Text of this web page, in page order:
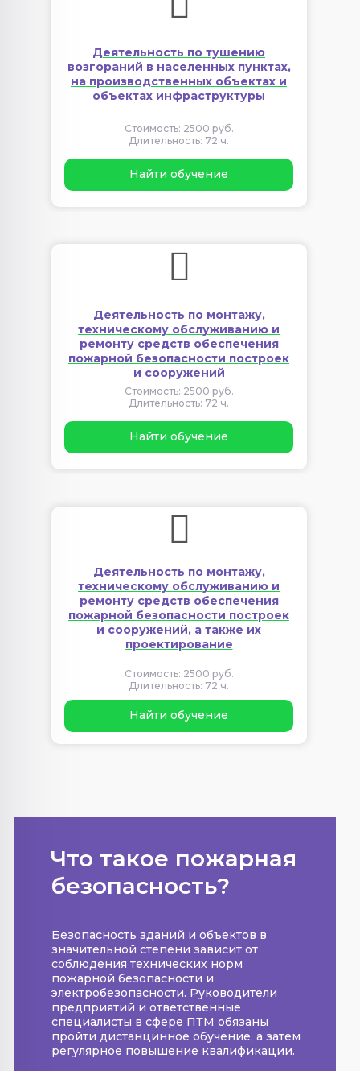
Деятельность по тушению
возгораний в населенных пунктах,
на производственных объектах и
объектах инфраструктуры
Стоимость: 2500 руб.
Длительность: 72 ч.
Найти обучение
Деятельность по монтажу,
техническому обслуживанию и
ремонту средств обеспечения
пожарной безопасности построек
и сооружений
Стоимость: 2500 руб.
Длительность: 72 ч.
Найти обучение
Деятельность по монтажу,
техническому обслуживанию и
ремонту средств обеспечения
пожарной безопасности построек
и сооружений, а также их
проектирование
Стоимость: 2500 руб.
Длительность: 72 ч.
Найти обучение
Что такое пожарная
безопасность?
Безопасность зданий и объектов в
значительной степени зависит от
соблюдения технических норм
пожарной безопасности и
электробезопасности. Руководители
предприятий и ответственные
специалисты в сфере ПТМ обязаны
пройти дистанцинное обучение, а затем
регулярное повышение квалификации.